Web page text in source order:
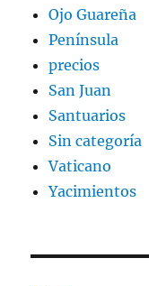
Ojo Guareña
Península
precios
San Juan
Santuarios
Sin categoría
Vaticano
Yacimientos